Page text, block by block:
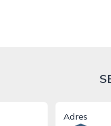
Adres